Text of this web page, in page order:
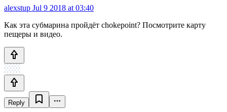
alexstup Jul 9 2018 at 03:40
Как эта субмарина пройдёт chokepoint? Посмотрите карту
пещеры и видео.
Reply